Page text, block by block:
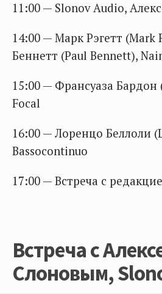
11:00 — Slonov Audio,
14:00 — Марк Рэгетт (Mark
Беннетт (Paul Bennett),
15:00 — Франсуаза Бардон
Focal
16:00 — Лоренцо Беллоли
Bassocontinuo
17:00 — Встреча с
Встреча с
Слоновым,